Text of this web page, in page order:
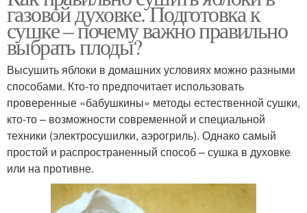
газовой духовке. Подготовка к
сушке – почему важно правильно
выбрать плоды?
Высушить яблоки в домашних условиях можно разными
способами. Кто-то предпочитает использовать
проверенные «бабушкины» методы естественной сушки,
кто-то – возможности современной и специальной
техники (электросушилки, аэрогриль). Однако самый
простой и распространенный способ – сушка в духовке
или на противне.